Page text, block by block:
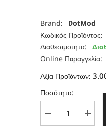
Brand:
DotMod
Κωδικός Προϊόντος:
Διαθεσιμότητα:
Online Παραγγελία:
Αξία Προϊόντων:
Ποσότητα:
Μείωση
ποσότητας
Αύξηση